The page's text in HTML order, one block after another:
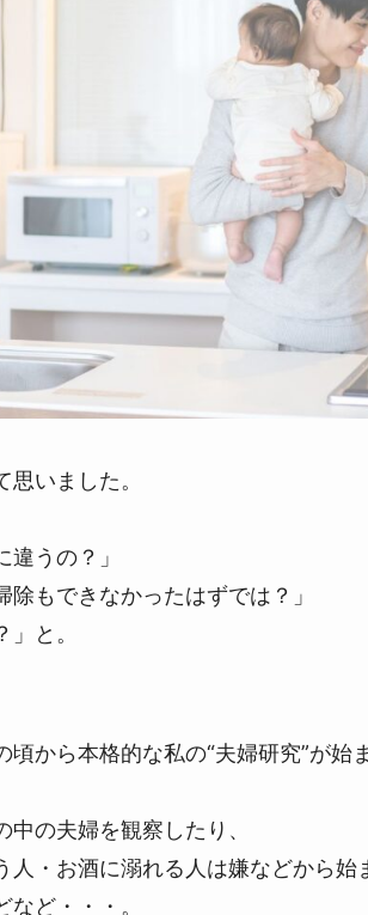
いました。
違うの？」
除もできなかったはずでは？」
」と。
から本格的な私の“夫婦研究”が始
の夫婦を観察したり、
人・お酒に溺れる人は嫌などから始
ど・・・。